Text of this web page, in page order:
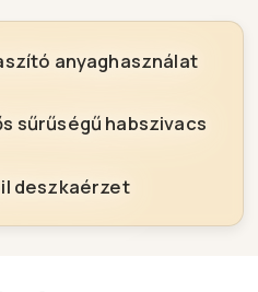
anyaghasználat
sűrűségű habszivacs
deszkaérzet